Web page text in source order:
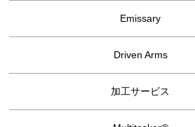
Emissary
Driven Arms
加工サービス